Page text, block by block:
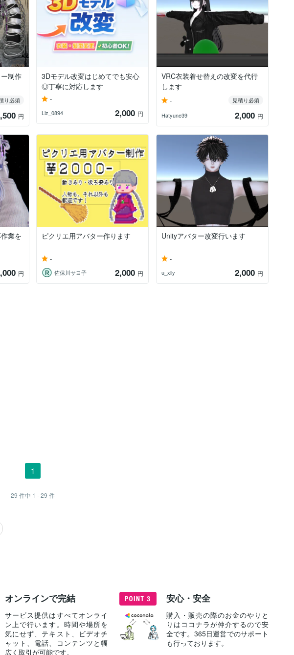
制作
り必須
円
3Dモデル改変はじめてでも安心
◎丁寧に対応します
-
Liz_0894 2,000 円
VRC衣装着せ替えの改変を代行
します
-
見積り必須
Hatyune39
2,000 円
業を
円
ピクリエ用アバター作ります
-
佐保川サヨ子 2,000 円
Unityアバター改変行います
-
u_xlly 2,000 円
1
29 件中 1 - 29 件
すべて見る
オンラインで完結
サービス提供はすべてオンライ
ン上で行います。時間や場所を
気にせず、テキスト、ビデオチ
ャット、電話、コンテンツと幅
広く取引が可能です。
安心・安全
購入・販売の際のお金のやりと
りはココナラが仲介するので安
全です。365日運営でのサポート
も行っております。